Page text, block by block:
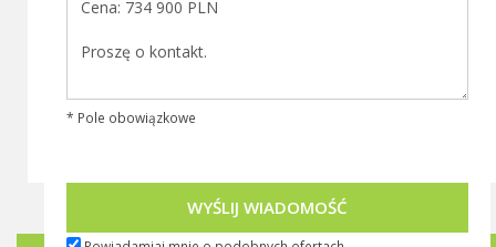
* Pole obowiązkowe
WYŚLIJ WIADOMOŚĆ